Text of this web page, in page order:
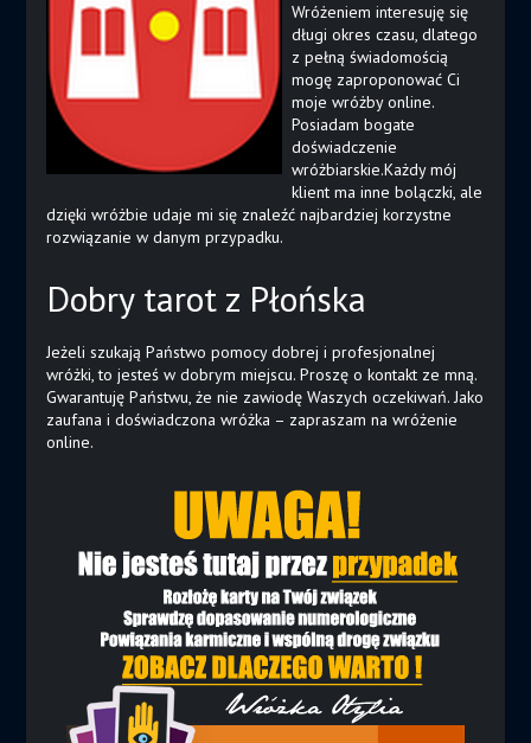
Wróżeniem interesuję się
długi okres czasu, dlatego
z pełną świadomością
mogę zaproponować Ci
moje wróżby online.
Posiadam bogate
doświadczenie
wróżbiarskie.Każdy mój
klient ma inne bolączki, ale
dzięki wróżbie udaje mi się znaleźć najbardziej korzystne
rozwiązanie w danym przypadku.
Dobry tarot z Płońska
Jeżeli szukają Państwo pomocy dobrej i profesjonalnej
wróżki, to jesteś w dobrym miejscu. Proszę o kontakt ze mną.
Gwarantuję Państwu, że nie zawiodę Waszych oczekiwań. Jako
zaufana i doświadczona wróżka – zapraszam na wróżenie
online.